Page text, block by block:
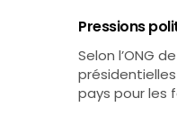
Pressions
Selon l’ONG
pays pour les